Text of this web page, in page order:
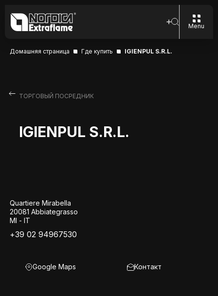
Menu
Домашняя страница Где купить IGIENPUL S.R.L.
ТОРГОВЫЙ ПОСРЕДНИК
IGIENPUL S.R.L.
Quartiere Mirabella
20081 Abbiategrasso
MI - IT
+39 02 94967530
Google Maps Контакт